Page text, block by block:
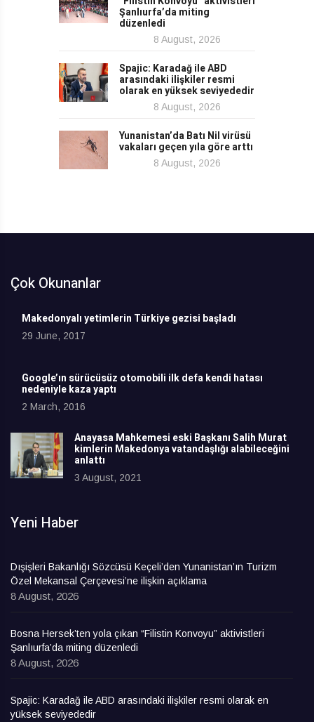
Şanlıurfa’da miting
düzenledi
8 August, 2026
Spajic: Karadağ ile ABD
arasındaki ilişkiler resmi
olarak en yüksek seviyededir
8 August, 2026
Yunanistan’da Batı Nil virüsü
vakaları geçen yıla göre arttı
8 August, 2026
Çok Okunanlar
Makedonyalı yetimlerin Türkiye gezisi başladı
29 June, 2017
Google’ın sürücüsüz otomobili ilk defa kendi hatası
nedeniyle kaza yaptı
2 March, 2016
Anayasa Mahkemesi eski Başkanı Salih Murat
kimlerin Makedonya vatandaşlığı alabileceğini
anlattı
3 August, 2021
Yeni Haber
Dışişleri Bakanlığı Sözcüsü Keçeli’den Yunanistan’ın Turizm
Özel Mekansal Çerçevesi’ne ilişkin açıklama
8 August, 2026
Bosna Hersek’ten yola çıkan “Filistin Konvoyu” aktivistleri
Şanlıurfa’da miting düzenledi
8 August, 2026
Spajic: Karadağ ile ABD arasındaki ilişkiler resmi olarak en
yüksek seviyededir